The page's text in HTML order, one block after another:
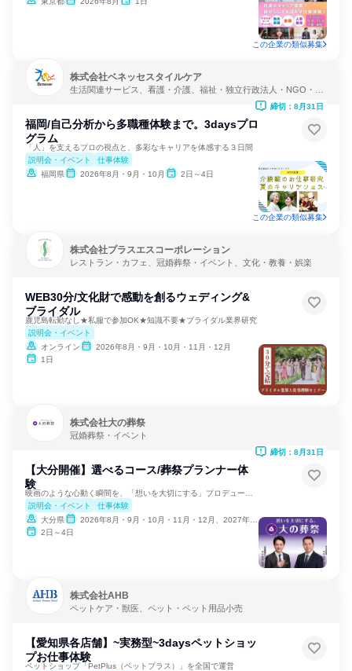
この企業の類似募集
株式会社ベネッセスタイルケア
生活関連サービス、看護・介護、福祉・独立行政法人・NGO・N
福岡/自己分析から多職種体験まで。3daysプロ
グラム
「人」を支えるプロの視点と、多彩なキャリアを体感する３日間
説明会・イベント
仕事体験
福岡県
2026年8月・9月・10月 2日～4日
締切：8月31日
この企業の類似募集
株式会社プラスエスコーポレーション
レストラン・カフェ、冠婚葬祭・イベント、文化・教養・娯楽
WEB30分/文化財で感動を創るウェディング&
ブライダル
鹿児島転勤なし★私服で参加OK★知識不要★ブライダル業界研究
説明会・イベント
オンライン
2026年8月・9月・10月・11月・12月
1日
株式会社大の葬祭
冠婚葬祭・イベント
【大分開催】選べるコース/葬祭プランナー体
験
説明会・イベント
仕事体験
大分県
2026年8月・9月・10月・11月・12月、2027年1月・2月
2日～4日
締切：8月31日
株式会社AHB
ペットケア・獣医、ペット・ペット用品小売
【愛知県各店舗】~実務型~3daysペットショッ
プお仕事体験
ペットショップ「PetPlus（ペットプラス）」を全国で運営